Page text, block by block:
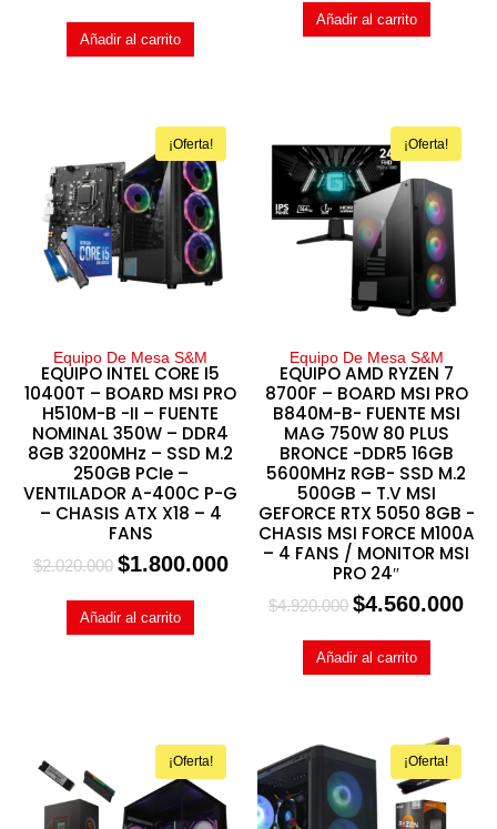
Añadir al carrito
Añadir al carrito
¡Oferta!
Equipo De Mesa S&M
EQUIPO INTEL CORE I5
10400T – BOARD MSI PRO
H510M-B -II – FUENTE
NOMINAL 350W – DDR4
8GB 3200MHz – SSD M.2
250GB PCIe –
VENTILADOR A-400C P-G
– CHASIS ATX X18 – 4
FANS
$2.020.000 $1.800.000
Añadir al carrito
¡Oferta!
Equipo De Mesa S&M
EQUIPO AMD RYZEN 7
8700F – BOARD MSI PRO
B840M-B- FUENTE MSI
MAG 750W 80 PLUS
BRONCE -DDR5 16GB
5600MHz RGB- SSD M.2
500GB – T.V MSI
GEFORCE RTX 5050 8GB -
CHASIS MSI FORCE M100A
– 4 FANS / MONITOR MSI
PRO 24″
$4.920.000 $4.560.000
Añadir al carrito
¡Oferta! ¡Oferta!